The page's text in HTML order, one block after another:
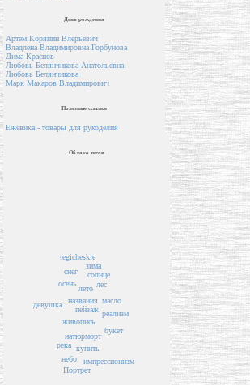
День рождения
Артем Коряпин Влерьевич
Владлена Владимировна Горбунова
Дима Краснов
Любовь Белянчикова Анатольевна
Любовь Белянчикова
Марк Макаров Владимирович
Полезные ссылки
Ежевика - товары для рукоделия
Облако тегов
пейзаж
названия
живопись
лето
натюрморт
купить
солнце
лес
зима
осень
букет
масло
река
снег
tegicheskie
реализм
небо
импрессионизм
Портрет
девушка